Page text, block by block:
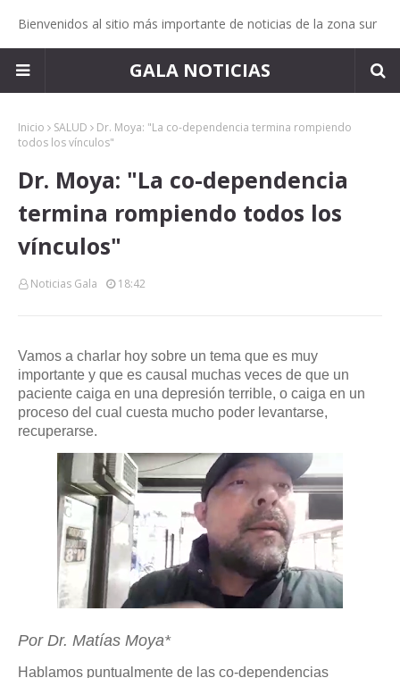
Bienvenidos al sitio más importante de noticias de la zona sur
GALA NOTICIAS
Inicio SALUD
Dr. Moya: "La co-dependencia termina rompiendo
todos los vínculos"
Dr. Moya: "La co-dependencia
termina rompiendo todos los
vínculos"
Noticias Gala 18:42
Vamos a charlar hoy sobre un tema que es muy
importante y que es causal muchas veces de que un
paciente caiga en una depresión terrible, o caiga en un
proceso del cual cuesta mucho poder levantarse,
recuperarse.
Por Dr. Matías Moya*
Hablamos puntualmente de las co-dependencias